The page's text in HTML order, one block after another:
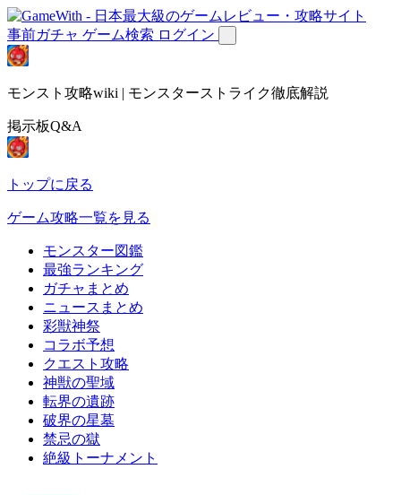
事前ガチャ ゲーム検索 ログイン
モンスト攻略wiki | モンスターストライク徹底解説
掲示板Q&A
トップに戻る
ゲーム攻略一覧を見る
モンスター図鑑
最強ランキング
ガチャまとめ
ニュースまとめ
彩獣神祭
コラボ予想
クエスト攻略
神獣の聖域
転界の遺跡
破界の星墓
禁忌の獄
絶級トーナメント